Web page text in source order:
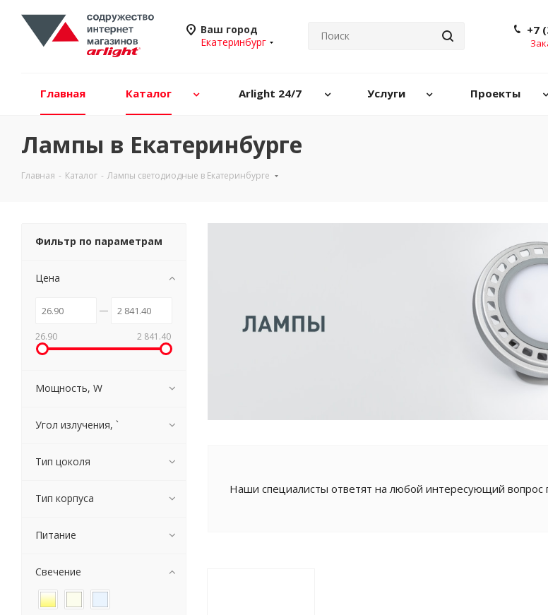
Ваш город
Екатеринбург
+7
Главная Каталог Arlight 24/7 Услуги Проекты
Лампы в Екатеринбурге
Главная - Каталог - Лампы светодиодные в Екатеринбурге
Наши специалисты ответят на любой интересующий вопрос
Фильтр по параметрам
Цена
26.90 2 841.40
Мощность, W
Угол излучения, `
Тип цоколя
Тип корпуса
Питание
Свечение